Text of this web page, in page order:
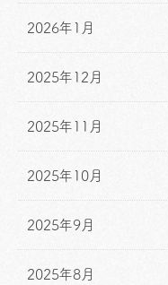
2026年1月
2025年12月
2025年11月
2025年10月
2025年9月
2025年8月